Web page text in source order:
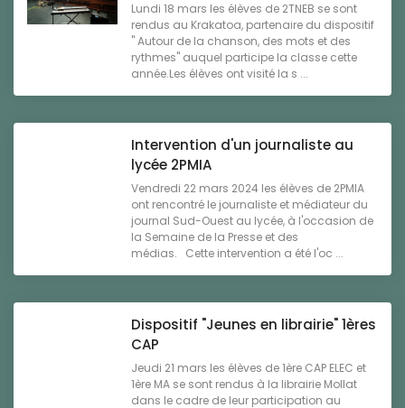
Lundi 18 mars les élèves de 2TNEB se sont
rendus au Krakatoa, partenaire du dispositif
" Autour de la chanson, des mots et des
rythmes" auquel participe la classe cette
année.Les élèves ont visité la s ...
Intervention d'un journaliste au
lycée 2PMIA
Vendredi 22 mars 2024 les élèves de 2PMIA
ont rencontré le journaliste et médiateur du
journal Sud-Ouest au lycée, à l'occasion de
la Semaine de la Presse et des
médias. Cette intervention a été l'oc ...
Dispositif "Jeunes en librairie" 1ères
CAP
Jeudi 21 mars les élèves de 1ère CAP ELEC et
1ère MA se sont rendus à la librairie Mollat
dans le cadre de leur participation au